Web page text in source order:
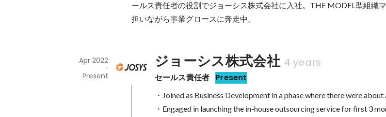
ールス責任者の役割でジョーシス株式会社に入社。THE MODEL型組織
担いながら事業グロースに奔走中。
ジョーシス株式会社 4 years
セールス責任者 Present
Apr 2022
-
Present
・Joined as Business Development in a phase where there were
・Engaged in launching the in-house outsourcing service for first 3